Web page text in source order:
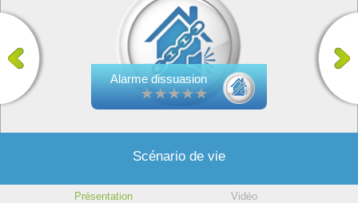
Alarme dissuasion
Scénario de vie
Présentation Vidéo